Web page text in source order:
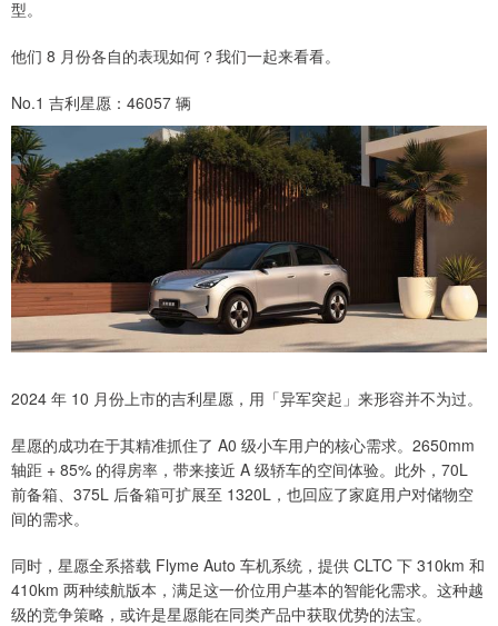
型。
他们 8 月份各自的表现如何？我们一起来看看。
No.1 吉利星愿：46057 辆
2024 年 10 月份上市的吉利星愿，用「异军突起」来形容并不为过。
星愿的成功在于其精准抓住了 A0 级小车用户的核心需求。2650mm
轴距 + 85% 的得房率，带来接近 A 级轿车的空间体验。此外，70L
前备箱、375L 后备箱可扩展至 1320L，也回应了家庭用户对储物空
间的需求。
同时，星愿全系搭载 Flyme Auto 车机系统，提供 CLTC 下 310km 和
410km 两种续航版本，满足这一价位用户基本的智能化需求。这种越
级的竞争策略，或许是星愿能在同类产品中获取优势的法宝。